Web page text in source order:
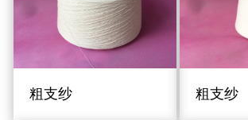
粗支纱 粗支纱